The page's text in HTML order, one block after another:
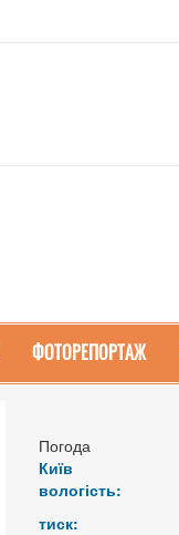
ФОТОРЕПОРТАЖ
Погода
Київ
вологість:
тиск: